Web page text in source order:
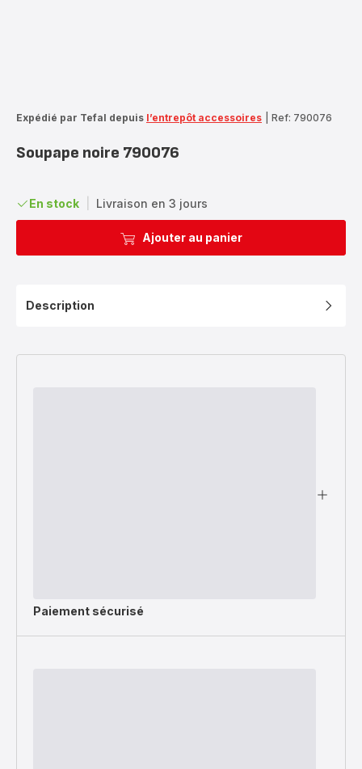
Expédié par Tefal depuis l’entrepôt accessoires Ref: 790076
Soupape noire 790076
En stock Livraison en 3 jours
Ajouter au panier
Description
Paiement sécurisé